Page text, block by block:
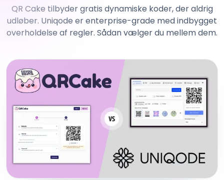
QR Cake tilbyder gratis dynamiske koder, der aldrig
udløber. Uniqode er enterprise-grade med indbygget
overholdelse af regler. Sådan vælger du mellem dem.